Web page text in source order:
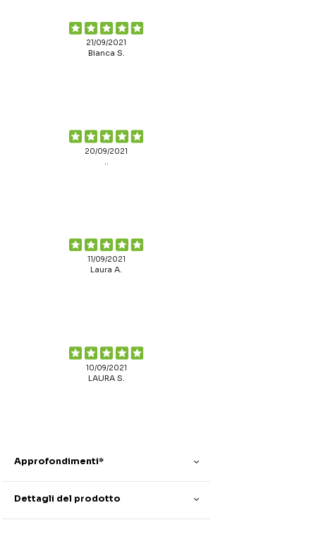
21/09/2021
Bianca S.
20/09/2021
11/09/2021
Laura A.
10/09/2021
LAURA S.
Approfondimenti*
Dettagli del prodotto